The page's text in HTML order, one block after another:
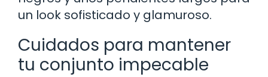
un look sofisticado y glamuroso.
Cuidados para mantener
tu conjunto impecable